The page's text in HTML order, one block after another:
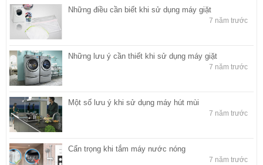
Những điều cần biết khi sử dụng máy giặt
7 năm trước
Những lưu ý cần thiết khi sử dụng máy giặt
7 năm trước
Một số lưu ý khi sử dụng máy hút mùi
7 năm trước
Cẩn trọng khi tắm máy nước nóng
7 năm trước